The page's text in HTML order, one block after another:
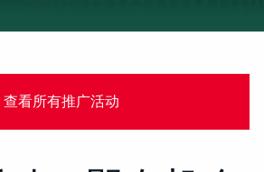
查看所有推广活动